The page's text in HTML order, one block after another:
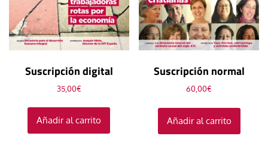
Suscripción digital
35,00€
Añadir al carrito
Suscripción normal
60,00€
Añadir al carrito